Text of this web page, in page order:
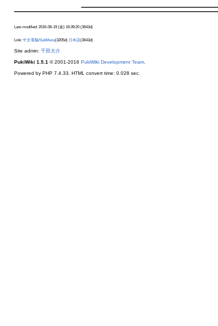
Last-modified: 2016-08-19 (金) 16:39:20 (3643d)
Link: 中文電脳/SubMenu(3205d) 日本語(3643d)
Site admin: 千田大介
PukiWiki 1.5.1 © 2001-2016 PukiWiki Development Team.
Powered by PHP 7.4.33. HTML convert time: 0.028 sec.